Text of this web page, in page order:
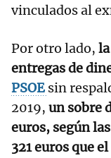
vinculados al
Por otro lado,
entregas de
PSOE sin
2019, un sobre
euros, según
321 euros que